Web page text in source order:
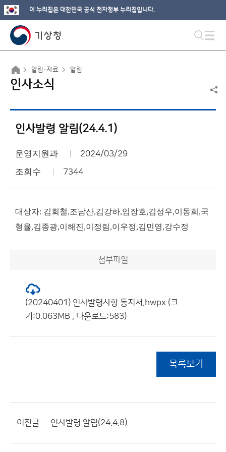
이 누리집은 대한민국 공식 전자정부 누리집입니다.
알림·자료 알림
인사소식
인사발령 알림(24.4.1)
운영지원과 2024/03/29
조회수 7344
대상자: 김회철,조남산,김강하,임장호,김성우,이동희,국
형율,김종광,이해진,이정림,이우정,김민영,강수정
첨부파일
(20240401) 인사발령사항 통지서.hwpx (크
기:0.063MB , 다운로드:583)
목록보기
이전글 인사발령 알림(24.4.8)